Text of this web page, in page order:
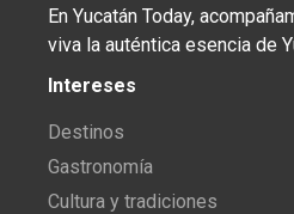
En Yucatán Today,
viva la auténtica esencia de
Intereses
Destinos
Gastronomía
Cultura y tradiciones